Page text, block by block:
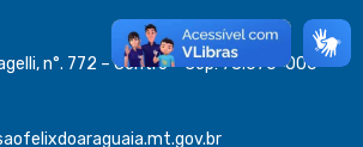
n°. 772 – Centro – Cep: 78.670-000